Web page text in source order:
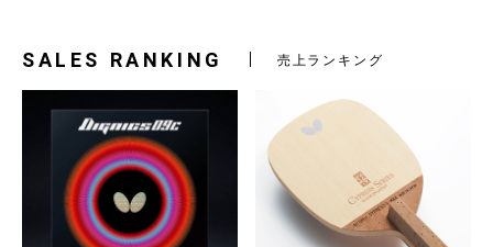
SALES RANKING 売上ランキング